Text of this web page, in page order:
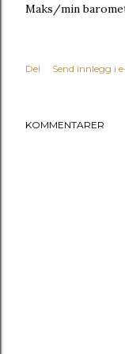
Maks/min
Del Send innlegg i
KOMMENTARER